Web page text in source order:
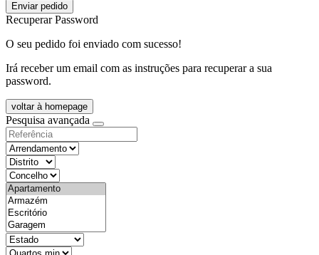
Enviar pedido
Recuperar Password
O seu pedido foi enviado com sucesso!
Irá receber um email com as instruções para recuperar a sua
password.
voltar à homepage
Pesquisa avançada